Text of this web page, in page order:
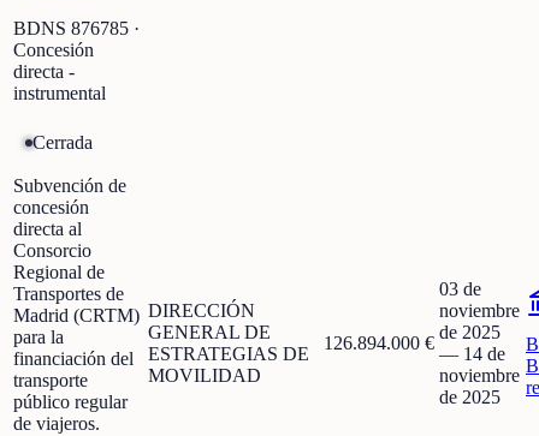
BDNS 876785 ·
Concesión
directa -
instrumental
Cerrada
Subvención de
concesión
directa al
Consorcio
Regional de
Transportes de
Madrid (CRTM)
para la
financiación del
transporte
público regular
de viajeros.
DIRECCIÓN
GENERAL DE
ESTRATEGIAS DE
MOVILIDAD
126.894.000 €
03 de
noviembre
de 2025
— 14 de
noviembre
de 2025